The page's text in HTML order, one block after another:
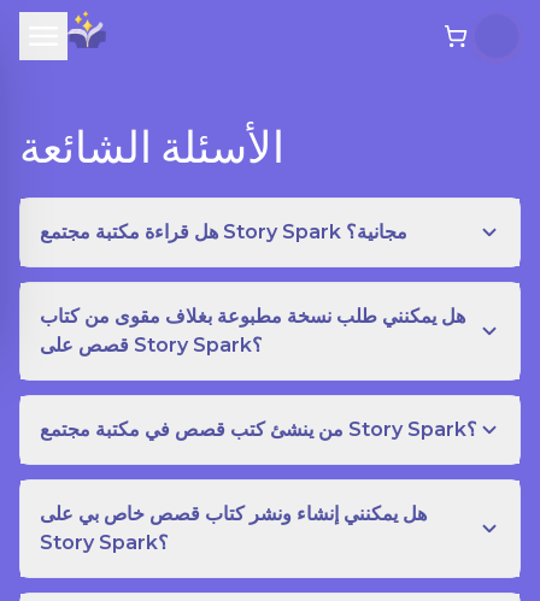
الأسئلة الشائعة
هل قراءة مكتبة مجتمع Story Spark مجانية؟
هل يمكنني طلب نسخة مطبوعة بغلاف مقوى من كتاب
قصص على Story Spark؟
من ينشئ كتب قصص في مكتبة مجتمع Story Spark؟
هل يمكنني إنشاء ونشر كتاب قصص خاص بي على
Story Spark؟